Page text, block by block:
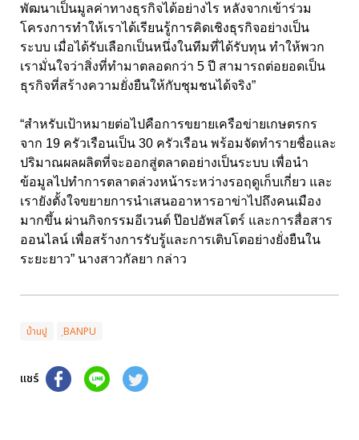
พัฒนาเป็นมูลค่าทางธุรกิจได้อย่างไร หลังจากเข้าร่วม
โครงการทำให้เราได้เรียนรู้การคิดเชิงธุรกิจอย่างเป็น
ระบบ เมื่อได้รับเลือกเป็นหนึ่งในทีมที่ได้รับทุน ทำให้พวก
เรามั่นใจว่าสิ่งที่ทำมาตลอดกว่า 5 ปี สามารถต่อยอดเป็น
ธุรกิจที่สร้างความยั่งยืนให้กับชุมชนได้จริง”
“สำหรับเป้าหมายต่อไปคือการขยายเครือข่ายเกษตรกร
จาก 19 ครัวเรือนเป็น 30 ครัวเรือน พร้อมจัดทำรายชื่อและ
ปริมาณผลผลิตที่จะออกสู่ตลาดอย่างเป็นระบบ เพื่อนำ
ข้อมูลไปทำการตลาดล่วงหน้าระหว่างรอฤดูเก็บเกี่ยว และ
เรายังตั้งใจขยายการนำเสนออาหารอาข่าไปถึงคนเมือง
มากขึ้น ผ่านกิจกรรมอีเวนต์ ป๊อปอัพสโตร์ และการสื่อสาร
ออนไลน์ เพื่อสร้างการรับรู้และการเติบโตอย่างยั่งยืนใน
ระยะยาว” นางสาวกัลยา กล่าว
บ้านปู ฺBANPU
แชร์